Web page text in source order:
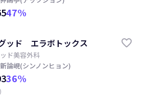
47%
ッド エラボトックス
ド美容外科
新論峴(シンノンヒョン)
36%
)